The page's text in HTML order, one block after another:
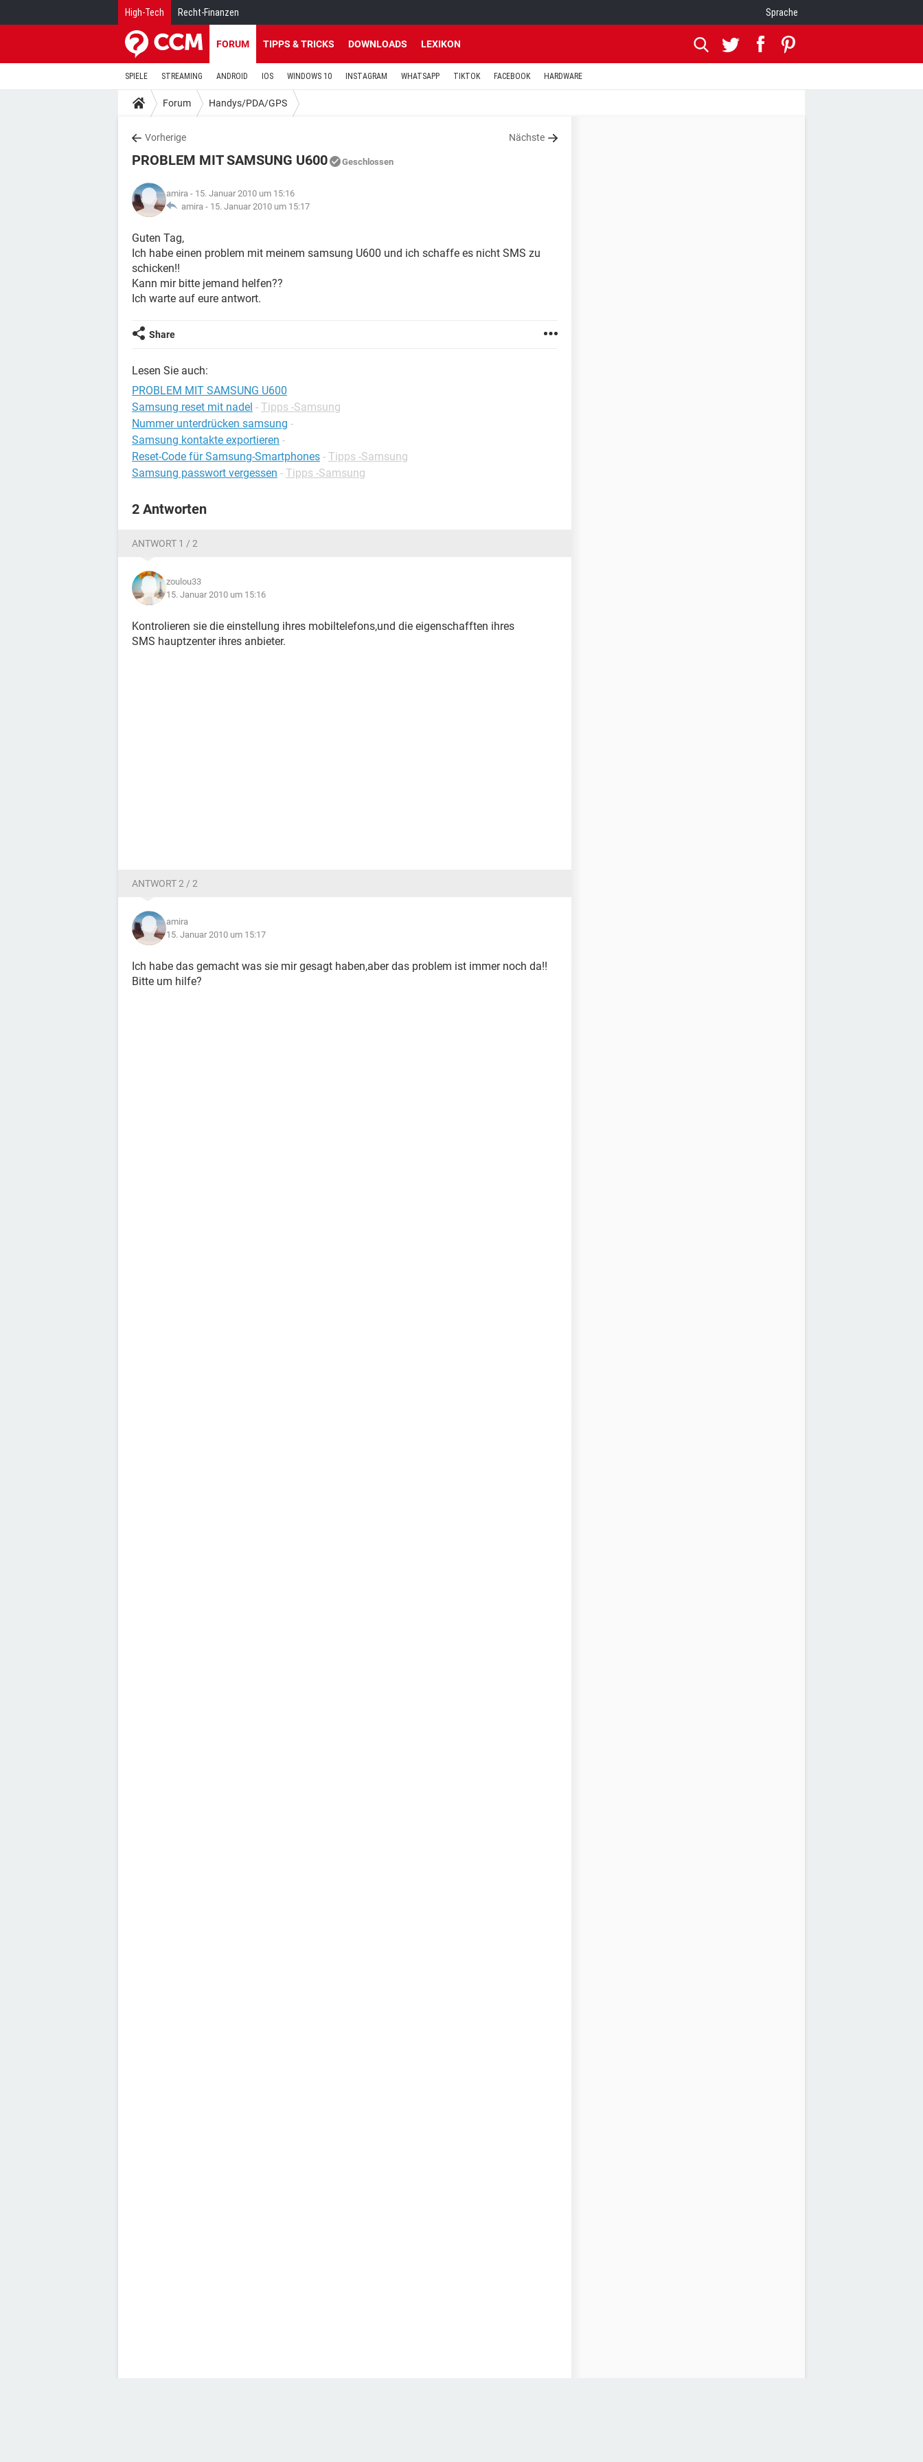
High-Tech Recht-Finanzen Sprache
FORUM TIPPS & TRICKS DOWNLOADS LEXIKON
SPIELE STREAMING ANDROID IOS WINDOWS 10 INSTAGRAM WHATSAPP TIKTOK FACEBOOK HARDWARE
Forum Handys/PDA/GPS
Vorherige Nächste
PROBLEM MIT SAMSUNG U600 Geschlossen
amira - 15. Januar 2010 um 15:16
amira - 15. Januar 2010 um 15:17
Guten Tag,
Ich habe einen problem mit meinem samsung U600 und ich schaffe es nicht SMS zu
schicken!!
Kann mir bitte jemand helfen??
Ich warte auf eure antwort.
Share
Lesen Sie auch:
PROBLEM MIT SAMSUNG U600
Samsung reset mit nadel - Tipps -Samsung
Nummer unterdrücken samsung -
Samsung kontakte exportieren -
Reset-Code für Samsung-Smartphones - Tipps -Samsung
Samsung passwort vergessen - Tipps -Samsung
2 Antworten
ANTWORT 1 / 2
zoulou33
15. Januar 2010 um 15:16
Kontrolieren sie die einstellung ihres mobiltelefons,und die eigenschafften ihres
SMS hauptzenter ihres anbieter.
ANTWORT 2 / 2
amira
15. Januar 2010 um 15:17
Ich habe das gemacht was sie mir gesagt haben,aber das problem ist immer noch da!!
Bitte um hilfe?